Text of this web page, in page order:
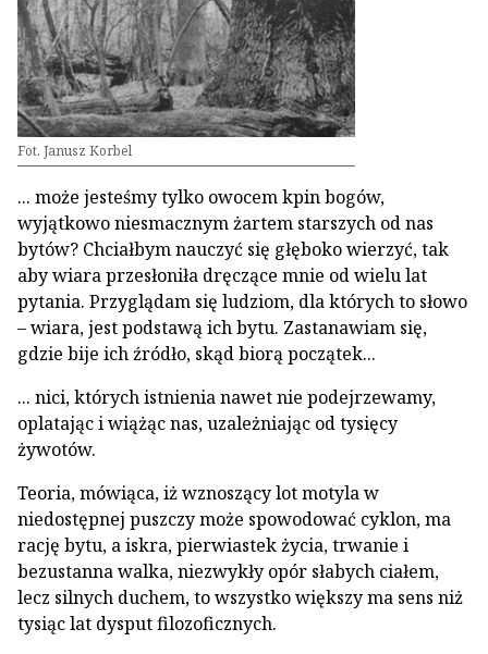
Fot. Janusz Korbel
... może jesteśmy tylko owocem kpin bo­gów,
wyjątkowo niesmacznym żartem star­szych od nas
bytów? Chciałbym nauczyć się głęboko wierzyć, tak
aby wiara przesłoniła dręczące mnie od wielu lat
pytania. Przyglądam się ludziom, dla których to słowo
– wia­ra, jest podstawą ich bytu. Zastanawiam się,
gdzie bije ich źródło, skąd biorą początek...
... nici, których istnienia nawet nie podej­rzewamy,
oplatając i wiążąc nas, uzależnia­jąc od tysięcy
żywotów.
Teoria, mówiąca, iż wznoszący lot motyla w
niedostępnej puszczy może spowodować cyklon, ma
rację bytu, a iskra, pierwiastek życia, trwanie i
bezustanna walka, niezwy­kły opór słabych ciałem,
lecz silnych duchem, to wszystko większy ma sens niż
tysiąc lat dysput filozoficznych.